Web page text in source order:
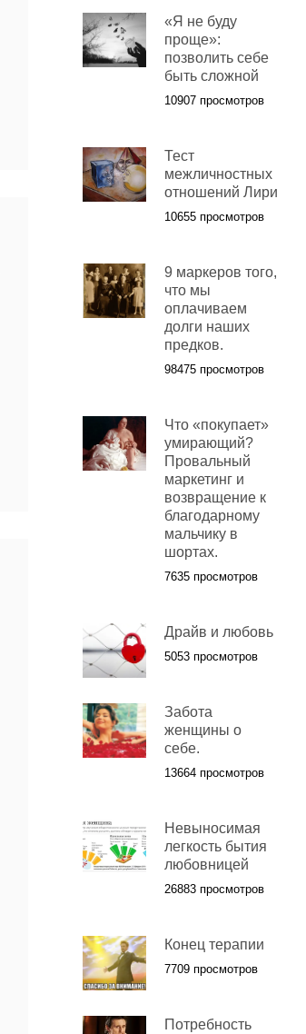
«Я не буду
проще»:
позволить себе
быть сложной
10907 просмотров
Тест
межличностных
отношений Лири
10655 просмотров
9 маркеров того,
что мы
оплачиваем
долги наших
предков.
98475 просмотров
Что «покупает»
умирающий?
Провальный
маркетинг и
возвращение к
благодарному
мальчику в
шортах.
7635 просмотров
Драйв и любовь
5053 просмотров
Забота
женщины о
себе.
13664 просмотров
Невыносимая
легкость бытия
любовницей
26883 просмотров
Конец терапии
7709 просмотров
Потребность